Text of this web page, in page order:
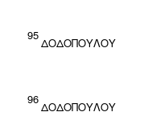
95
ΔΟΔΟΠΟΥΛΟΥ
96
ΔΟΔΟΠΟΥΛΟΥ